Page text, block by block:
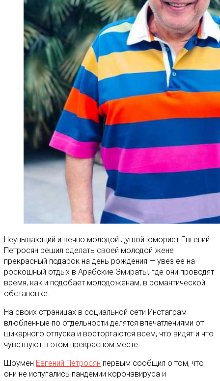
Неунывающий и вечно молодой душой юморист Евгений
Петросян решил сделать своей молодой жене
прекрасный подарок на день рождения — увез ее на
роскошный отдых в Арабские Эмираты, где они проводят
время, как и подобает молодоженам, в романтической
обстановке.
На своих страницах в социальной сети Инстаграм
влюбленные по отдельности делятся впечатлениями от
шикарного отпуска и восторгаются всем, что видят и что
чувствуют в этом прекрасном месте.
Шоумен Евгений Петросян первым сообщил о том, что
они не испугались пандемии коронавируса и